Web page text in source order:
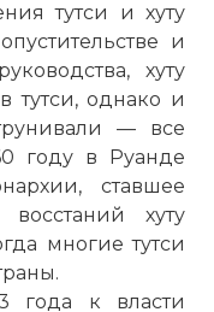
тутси и хуту
и
хуту
тутси, однако и
— все
году в Руанде
ставшее
хуту
многие тутси
года к власти